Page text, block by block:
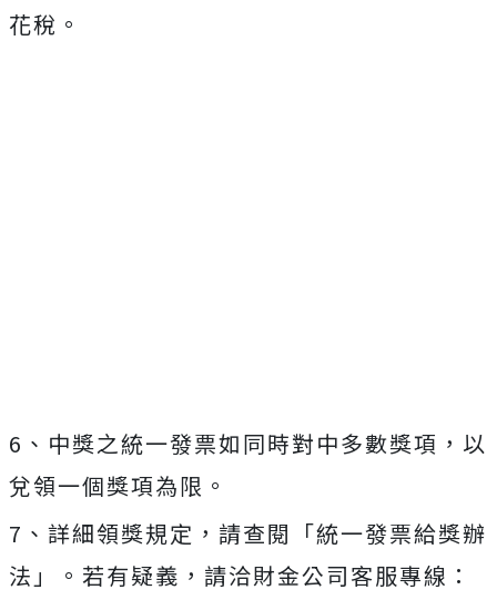
花稅。
6、中獎之統一發票如同時對中多數獎項，以
兌領一個獎項為限。
7、詳細領獎規定，請查閱「統一發票給獎辦
法」。若有疑義，請洽財金公司客服專線：